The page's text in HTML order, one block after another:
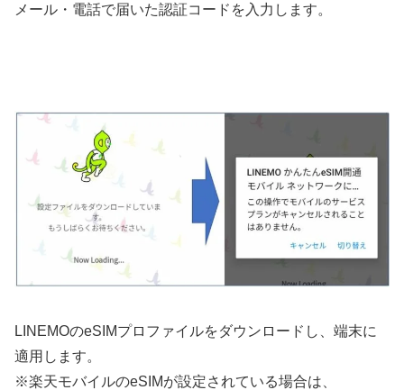
メール・電話で届いた認証コードを入力します。
LINEMOのeSIMプロファイルをダウンロードし、端末に
適用します。
※楽天モバイルのeSIMが設定されている場合は、